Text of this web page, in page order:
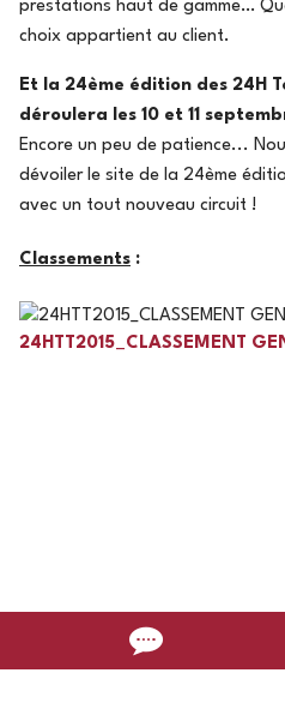
prestations haut de gamme…
choix appartient au client.
Et la 24ème édition des 24H
déroulera les 10 et 11
Encore un peu de patience...
dévoiler le site de la 24ème
avec un tout nouveau circuit !
Classements :
24HTT2015_CLASSEMENT